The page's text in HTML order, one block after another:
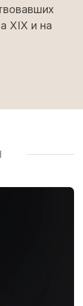
XIX и на